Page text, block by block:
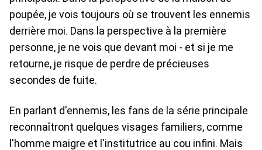
poupée, je vois toujours où se trouvent les ennemis
derrière moi. Dans la perspective à la première
personne, je ne vois que devant moi - et si je me
retourne, je risque de perdre de précieuses
secondes de fuite.
En parlant d'ennemis, les fans de la série principale
reconnaîtront quelques visages familiers, comme
l'homme maigre et l'institutrice au cou infini. Mais